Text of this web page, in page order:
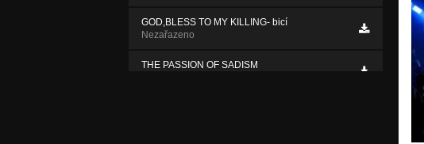
GOD,BLESS TO MY KILLING- bicí
Nezařazeno
THE PASSION OF SADISM